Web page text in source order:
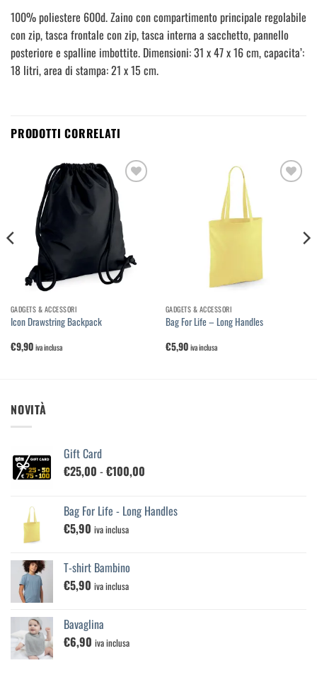
100% poliestere 600d. Zaino con compartimento principale regolabile
con zip, tasca frontale con zip, tasca interna a sacchetto, pannello
posteriore e spalline imbottite. Dimensioni: 31 x 47 x 16 cm, capacita’:
18 litri, area di stampa: 21 x 15 cm.
PRODOTTI CORRELATI
lista dei
desideri
GADGETS & ACCESSORI
Icon Drawstring Backpack
€9,90 iva inclusa
GADGETS & ACCESSORI
Bag For Life – Long Handles
€5,90 iva inclusa
NOVITÀ
Gift Card
€25,00 -€100,00
da
Bag For Life - Long Handles
€5,90 iva inclusa
T-shirt Bambino
€5,90 iva inclusa
Bavaglina
€6,90 iva inclusa